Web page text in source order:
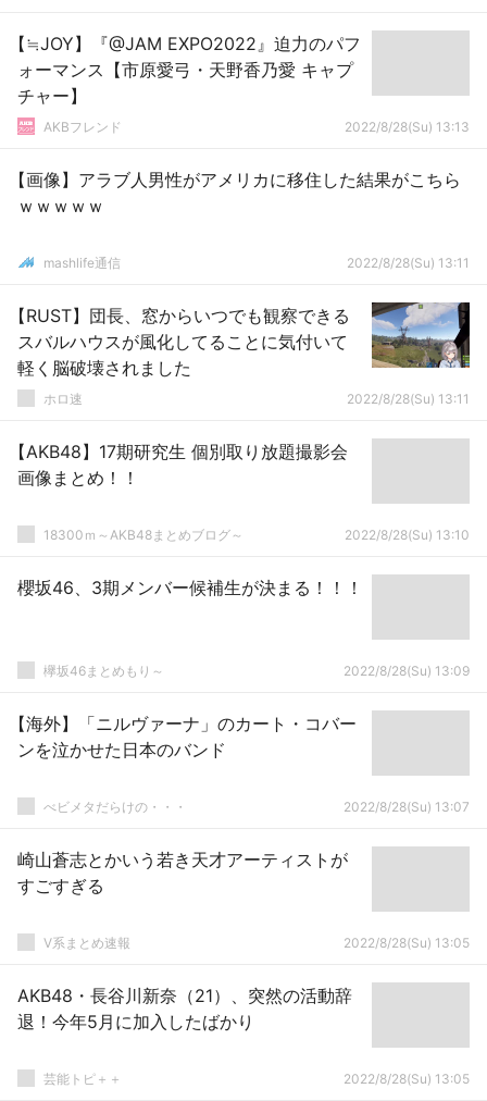
【≒JOY】『@JAM EXPO2022』迫力のパフ
ォーマンス【市原愛弓・天野香乃愛 キャプ
チャー】
AKBフレンド 2022/8/28(Su) 13:13
【画像】アラブ人男性がアメリカに移住した結果がこちら
ｗｗｗｗｗ
mashlife通信 2022/8/28(Su) 13:11
【RUST】団長、窓からいつでも観察できる
スバルハウスが風化してることに気付いて
軽く脳破壊されました
ホロ速 2022/8/28(Su) 13:11
【AKB48】17期研究生 個別取り放題撮影会
画像まとめ！！
18300ｍ～AKB48まとめブログ～ 2022/8/28(Su) 13:10
櫻坂46、3期メンバー候補生が決まる！！！
欅坂46まとめもり～ 2022/8/28(Su) 13:09
【海外】「ニルヴァーナ」のカート・コバー
ンを泣かせた日本のバンド
べビメタだらけの・・・ 2022/8/28(Su) 13:07
崎山蒼志とかいう若き天才アーティストが
すごすぎる
V系まとめ速報 2022/8/28(Su) 13:05
AKB48・長谷川新奈（21）、突然の活動辞
退！今年5月に加入したばかり
芸能トピ＋＋ 2022/8/28(Su) 13:05